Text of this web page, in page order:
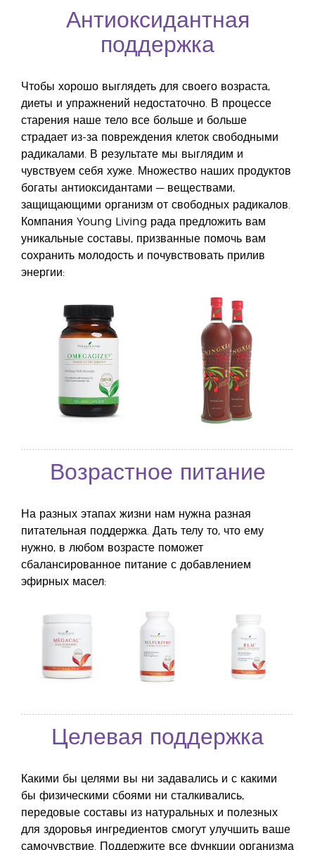
Антиоксидантная
поддержка
Чтобы хорошо выглядеть для своего возраста,
диеты и упражнений недостаточно. В процессе
старения наше тело все больше и больше
страдает из-за повреждения клеток свободными
радикалами. В результате мы выглядим и
чувствуем себя хуже. Множество наших продуктов
богаты антиоксидантами — веществами,
защищающими организм от свободных радикалов.
Компания Young Living рада предложить вам
уникальные составы, призванные помочь вам
сохранить молодость и почувствовать прилив
энергии:
Возрастное питание
На разных этапах жизни нам нужна разная
питательная поддержка. Дать телу то, что ему
нужно, в любом возрасте поможет
сбалансированное питание с добавлением
эфирных масел:
Целевая поддержка
Какими бы целями вы ни задавались и с какими
бы физическими сбоями ни сталкивались,
передовые составы из натуральных и полезных
для здоровья ингредиентов смогут улучшить ваше
самочувствие. Поддержите все функции организма